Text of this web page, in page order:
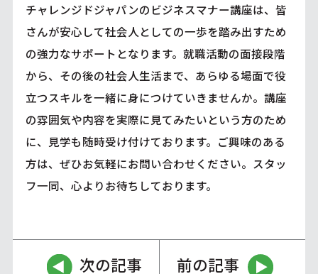
チャレンジドジャパンのビジネスマナー講座は、皆
さんが安心して社会人としての一歩を踏み出すため
の強力なサポートとなります。就職活動の面接段階
から、その後の社会人生活まで、あらゆる場面で役
立つスキルを一緒に身につけていきませんか。講座
の雰囲気や内容を実際に見てみたいという方のため
に、見学も随時受け付けております。ご興味のある
方は、ぜひお気軽にお問い合わせください。スタッ
フ一同、心よりお待ちしております。
次の記事 前の記事